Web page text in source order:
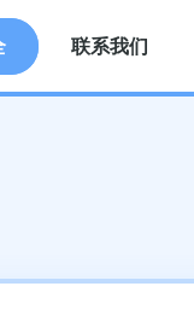
联系我们